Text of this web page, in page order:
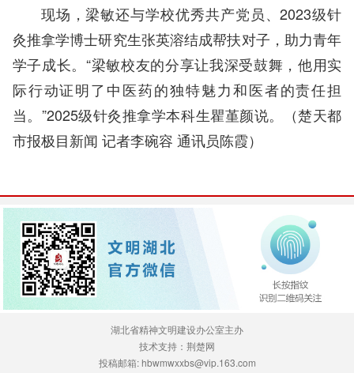
现场，梁敏还与学校优秀共产党员、2023级针
灸推拿学博士研究生张英溶结成帮扶对子，助力青年
学子成长。“梁敏校友的分享让我深受鼓舞，他用实
际行动证明了中医药的独特魅力和医者的责任担
当。”2025级针灸推拿学本科生瞿堇颜说。
（楚天都
市报极目新闻 记者李碗容 通讯员陈霞）
湖北省精神文明建设办公室主办
技术支持：荆楚网
投稿邮箱: hbwmwxxbs@vip.163.com